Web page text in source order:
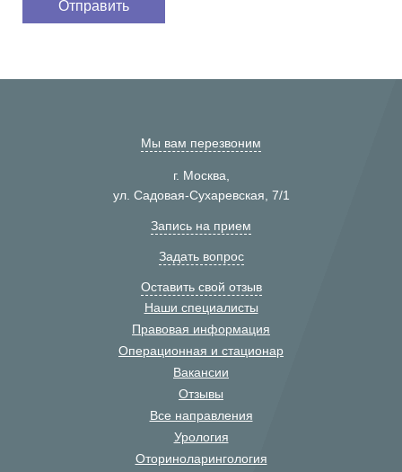
Мы вам перезвоним
г. Москва,
ул. Садовая-Сухаревская, 7/1
Запись на прием
Задать вопрос
Оставить свой отзыв
Наши специалисты
Правовая информация
Операционная и стационар
Вакансии
Отзывы
Все направления
Урология
Оториноларингология